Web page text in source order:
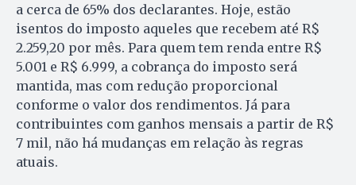
a cerca de 65% dos declarantes. Hoje, estão
isentos do imposto aqueles que recebem até R$
2.259,20 por mês. Para quem tem renda entre R$
5.001 e R$ 6.999, a cobrança do imposto será
mantida, mas com redução proporcional
conforme o valor dos rendimentos. Já para
contribuintes com ganhos mensais a partir de R$
7 mil, não há mudanças em relação às regras
atuais.